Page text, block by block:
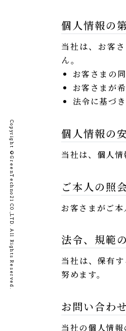
個人情報の
当社は、お客
ん。
お客さまの
お客さまが
法令に基づ
個人情報の
当社は、個人
ご本人の照
お客さまがご
法令、規範
当社は、保有
努めます。
お問い合わせ
当社の個人情
Copyright ©GreenTechno21 CO.,LTD. All Rights Reserved.